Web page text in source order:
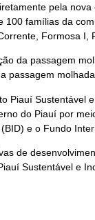
pela nova
100 famílias da
Formosa I,
da passagem
passagem
Piauí Sustentável
do Piauí por
e o Fundo
de
Sustentável e